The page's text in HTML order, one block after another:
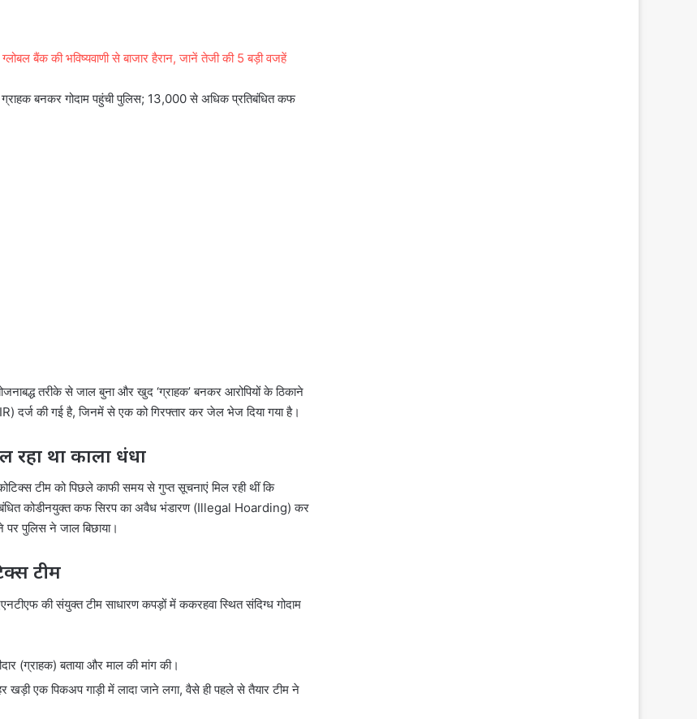
बैंक की भविष्यवाणी से बाजार हैरान, जानें तेजी की 5 बड़ी वजहें
ग्राहक बनकर गोदाम पहुंची पुलिस; 13,000 से अधिक प्रतिबंधित कफ
तरीके से जाल बुना और खुद ‘ग्राहक’ बनकर आरोपियों के ठिकाने
दर्ज की गई है, जिनमें से एक को गिरफ्तार कर जेल भेज दिया गया है।
था काला धंधा
टीम को पिछले काफी समय से गुप्त सूचनाएं मिल रही थीं कि
कोडीनयुक्त कफ सिरप का अवैध भंडारण (Illegal Hoarding) कर
पुलिस ने जाल बिछाया।
टीम
की संयुक्त टीम साधारण कपड़ों में ककरहवा स्थित संदिग्ध गोदाम
(ग्राहक) बताया और माल की मांग की।
खड़ी एक पिकअप गाड़ी में लादा जाने लगा, वैसे ही पहले से तैयार टीम ने